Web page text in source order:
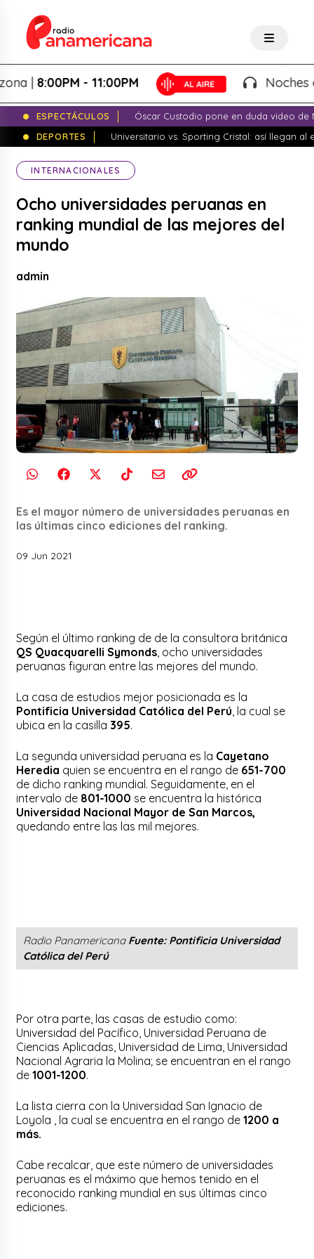
|8:00PM - 11:00PM Noches de
ESPECTÁCULOS
Óscar Custodio pone en duda video de
DEPORTES
Universitario vs. Sporting Cristal: así llegan al
INTERNACIONALES
Ocho universidades peruanas en
ranking mundial de las mejores del
mundo
admin
Es el mayor número de universidades peruanas en
las últimas cinco ediciones del ranking.
09 Jun 2021
Según el último ranking de de la consultora británica
QS Quacquarelli Symonds , ocho universidades
peruanas figuran entre las mejores del mundo.
La casa de estudios mejor posicionada es la
Pontificia Universidad Católica del Perú , la cual se
ubica en la casilla 395.
La segunda universidad peruana es la Cayetano
Heredia quien se encuentra en el rango de 651-700
de dicho ranking mundial. Seguidamente, en el
intervalo de 801-1000 se encuentra la histórica
Universidad Nacional Mayor de San Marcos,
quedando entre las las mil mejores.
Radio Panamericana Fuente: Pontificia Universidad
Católica del Perú
Por otra parte, las casas de estudio como:
Universidad del Pacífico, Universidad Peruana de
Ciencias Aplicadas, Universidad de Lima, Universidad
Nacional Agraria la Molina; se encuentran en el rango
de1001-1200.
La lista cierra con la Universidad San Ignacio de
Loyola , la cual se encuentra en el rango de1200 a
más.
Cabe recalcar, que este número de universidades
peruanas es el máximo que hemos tenido en el
reconocido ranking mundial en sus últimas cinco
ediciones.